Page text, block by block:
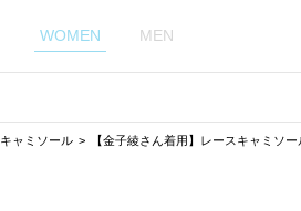
WOMEN MEN
キャミソール 【金子綾さん着用】レースキャミソー